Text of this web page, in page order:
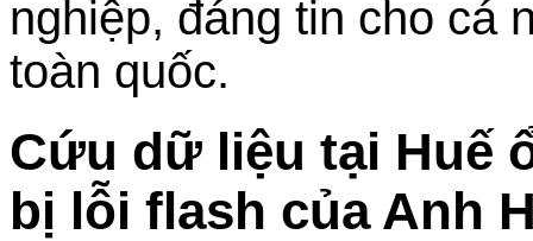
nghiệp, đáng tin cho cá
toàn quốc.
Cứu dữ liệu tại Huế
bị lỗi flash của Anh